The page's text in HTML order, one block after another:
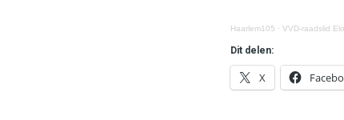
Haarlem105 · VVD-raadslid
Dit delen:
X